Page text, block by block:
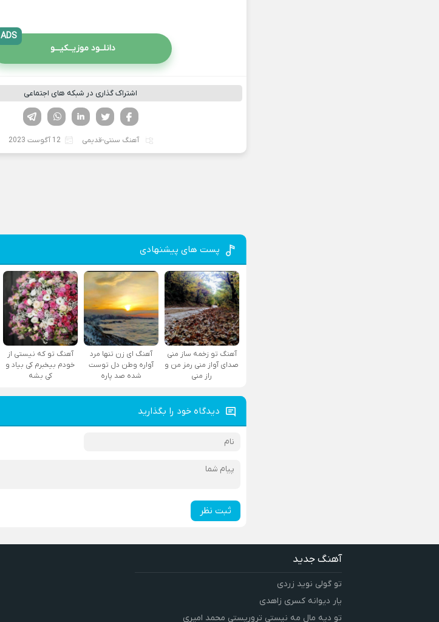
دانلــود موزیــکیـــو
ADS
اشتراک گذاری در شبکه های اجتماعی
لینکدین تویتر
فیسوک
آهنگ سنتی-قدیمی 12 آگوست 2023
پست های پیشنهادی
آهنگ تو زخمه ساز منی
صدای آواز منی رمز من و
راز منی
آهنگ ای زن تنها مرد
آواره وطن دل توست
شده صد پاره
آهنگ تو که نیستی از
خودم بیخبرم کی بیاد و
کی بشه
دیدگاه خود را بگذارید
ثبت نظر
آهنگ جدید
تو گولی نوید زردی
یار دیوانه کسری زاهدی
تو دیه مال مه نیستی تروریستی محمد امیری